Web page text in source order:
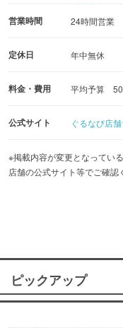
営業時間 24時間営業
定休日 年中無休
料金・費用 平均予算
公式サイト ぐるなび店舗
※掲載内容が変更となってい
店舗の公式サイト等でご確認
ピックアップ